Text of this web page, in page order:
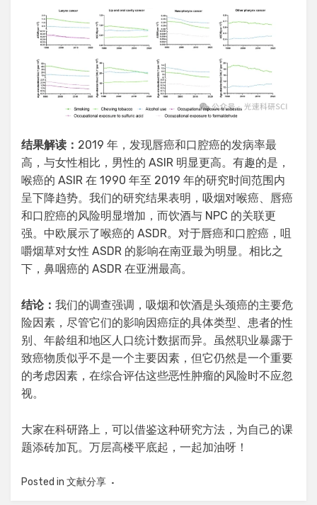
结果解读： 2019 年，发现唇癌和口腔癌的发病率最
高，与女性相比，男性的 ASIR 明显更高。有趣的是，
喉癌的 ASIR 在 1990 年至 2019 年的研究时间范围内
呈下降趋势。我们的研究结果表明，吸烟对喉癌、唇癌
和口腔癌的风险明显增加，而饮酒与 NPC 的关联更
强。中欧展示了喉癌的 ASDR。对于唇癌和口腔癌，咀
嚼烟草对女性 ASDR 的影响在南亚最为明显。相比之
下，鼻咽癌的 ASDR 在亚洲最高。
结论： 我们的调查强调，吸烟和饮酒是头颈癌的主要危
险因素，尽管它们的影响因癌症的具体类型、患者的性
别、年龄组和地区人口统计数据而异。虽然职业暴露于
致癌物质似乎不是一个主要因素，但它仍然是一个重要
的考虑因素，在综合评估这些恶性肿瘤的风险时不应忽
视。
大家在科研路上，可以借鉴这种研究方法，为自己的课
题添砖加瓦。万层高楼平底起，一起加油呀！
Posted in 文献分享